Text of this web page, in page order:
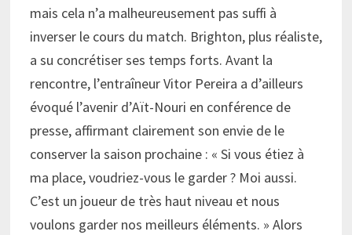
mais cela n’a malheureusement pas suffi à
inverser le cours du match. Brighton, plus réaliste,
a su concrétiser ses temps forts. Avant la
rencontre, l’entraîneur Vitor Pereira a d’ailleurs
évoqué l’avenir d’Aït-Nouri en conférence de
presse, affirmant clairement son envie de le
conserver la saison prochaine : « Si vous étiez à
ma place, voudriez-vous le garder ? Moi aussi.
C’est un joueur de très haut niveau et nous
voulons garder nos meilleurs éléments. » Alors